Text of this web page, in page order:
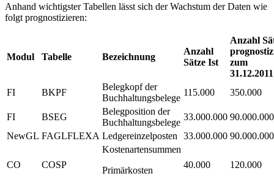
Anhand wichtigster Tabellen lässt sich der Wachstum der Daten wie
folgt prognostizieren:
Modul Tabelle Bezeichnung
Anzahl
Sätze Ist
Anzahl
zum
31.12.2011
FI
BKPF
Belegkopf der
Buchhaltungsbelege
115.000 350.000
FI BSEG
Belegposition der
Buchhaltungsbelege
33.000.000 90.000.000
NewGL FAGLFLEXA Ledgereinzelposten 33.000.000 90.000.000
CO COSP
Kostenartensummen
Primärkosten
40.000 120.000